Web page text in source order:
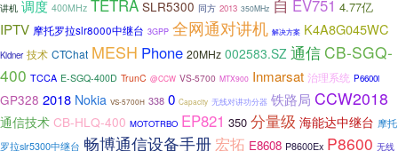
讲机 调度 400MHz TETRA SLR5300 同方 2013 350MHz 自 EV751 4.77亿
IPTV 摩托罗拉slr8000中继台 3GPP 全网通对讲机 解决方案 K4A8G045WC
Kidner 技术 CTChat MESH Phone 20MHz 002583.SZ 通信CB-SGQ-
400 TCCA E-SGQ-400D TrunC @CCW VS-5700 MTX900 Inmarsat 治理系统 P6600i
GP328 2018 Nokia VS-5700H 338 0 Capacity 无线对讲功分器 铁路局 CCW2018
通信技术 CB-HLQ-400 MOTOTRBO EP821 350 分量级 海能达中继台 摩托
罗拉slr5300中继台 畅博通信设备手册 宏拓 E8608 P8600Ex P8600 无线